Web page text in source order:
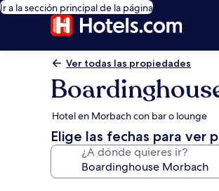
Ir a la sección principal de la página
Ver todas las propiedades
Hotel en Morbach con bar o lounge
Elige las fechas para ver
¿A dónde quieres ir?